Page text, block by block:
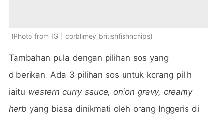
Photo from IG | corblimey_britishfishnchips
Tambahan pula dengan pilihan sos yang
diberikan. Ada 3 pilihan sos untuk korang pilih
iaitu western curry sauce, onion gravy, creamy
herb yang biasa dinikmati oleh orang Inggeris di